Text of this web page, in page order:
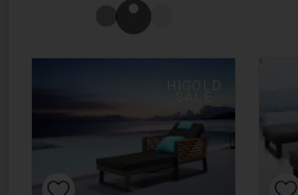
HIGOLD